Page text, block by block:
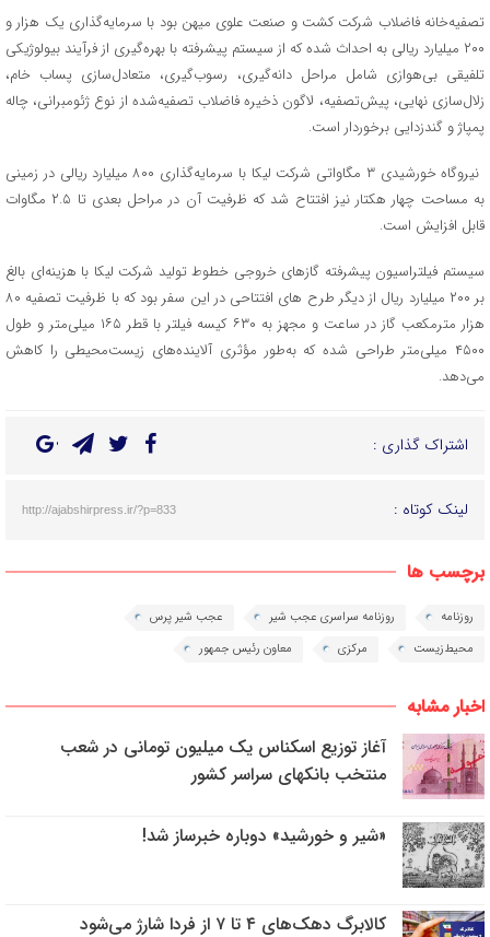
تصفیه‌خانه فاضلاب شرکت کشت و صنعت علوی میهن بود با سرمایه‌گذاری یک هزار و
۲۰۰ میلیارد ریالی به احداث شده که از سیستم پیشرفته با بهره‌گیری از فرآیند بیولوژیکی
تلفیقی بی‌هوازی شامل مراحل دانه‌گیری، رسوب‌گیری، متعادل‌سازی پساب خام،
زلال‌سازی نهایی، پیش‌تصفیه، لاگون ذخیره فاضلاب تصفیه‌شده از نوع ژئومبرانی، چاله
پمپاژ و گندزدایی برخوردار است.
نیروگاه خورشیدی ۳ مگاواتی شرکت لیکا با سرمایه‌گذاری ۸۰۰ میلیارد ریالی در زمینی
به مساحت چهار هکتار نیز افتتاح شد که ظرفیت آن در مراحل بعدی تا ۲.۵ مگاوات
قابل افزایش است.
سیستم فیلتراسیون پیشرفته گازهای خروجی خطوط تولید شرکت لیکا با هزینه‌ای بالغ
بر ۲۰۰ میلیارد ریال از دیگر طرح های افتتاحی در این سفر بود که با ظرفیت تصفیه ۸۰
هزار مترمکعب گاز در ساعت و مجهز به ۶۳۰ کیسه فیلتر با قطر ۱۶۵ میلی‌متر و طول
۴۵۰۰ میلی‌متر طراحی شده که به‌طور مؤثری آلاینده‌های زیست‌محیطی را کاهش
می‌دهد.
اشتراک گذاری :
لینک کوتاه : http://ajabshirpress.ir/?p=833
برچسب ها
روزنامه روزنامه سراسری عجب شیر
عجب شیر پرس
محیط‌زیست
مرکزی معاون رئیس جمهور
اخبار مشابه
آغاز توزیع اسکناس یک میلیون تومانی در شعب
منتخب بانکهای سراسر کشور
«شیر و خورشید» دوباره خبرساز شد!
کالابرگ دهک‌های ۴ تا ۷ از فردا شارژ می‌شود